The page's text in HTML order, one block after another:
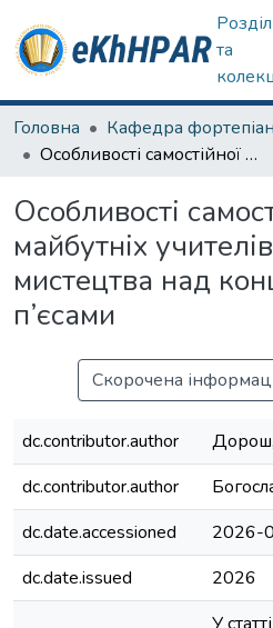
та
Головна Кафедра
Особливості самостійної роботи майбутніх учителів музичного мистецтва над концертними п’єсами
Особливості
майбутніх
мистецтва над
п’єсами
Скорочена
dc.contributor.author
dc.contributor.author
dc.date.accessioned
2026-
dc.date.issued
2026